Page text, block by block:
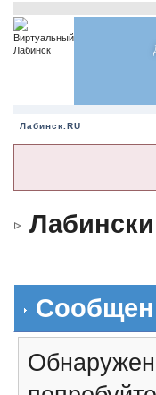
Лабинск.RU